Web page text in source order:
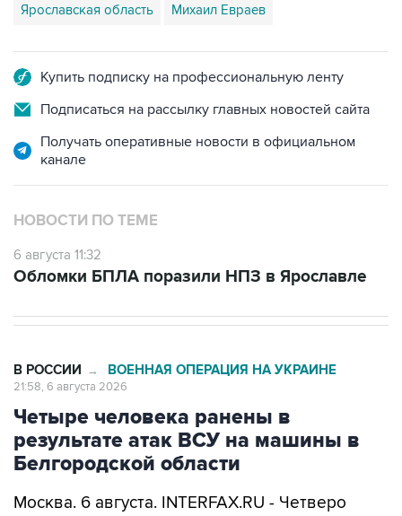
Ярославская область Михаил Евраев
Купить подписку на профессиональную ленту
Подписаться на рассылку главных новостей сайта
Получать оперативные новости в официальном
канале
НОВОСТИ ПО ТЕМЕ
6 августа 11:32
Обломки БПЛА поразили НПЗ в Ярославле
В РОССИИ → ВОЕННАЯ ОПЕРАЦИЯ НА УКРАИНЕ
21:58, 6 августа 2026
Четыре человека ранены в
результате атак ВСУ на машины в
Белгородской области
Москва. 6 августа. INTERFAX.RU - Четверо